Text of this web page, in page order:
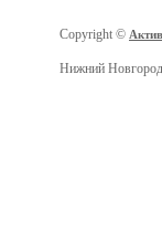
Copyright ©
Нижний